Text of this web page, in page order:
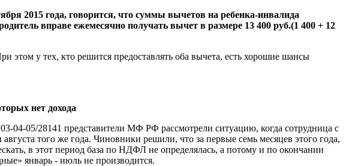
2015 года, говорится, что суммы вычетов на ребенка-инвалида
вправе ежемесячно получать вычет в размере 13 400 руб.(1 400 + 12
этом у тех, кто решится предоставлять оба вычета, есть хорошие шансы
нет дохода
04-05/28141 представители МФ РФ рассмотрели ситуацию, когда сотрудница с
того же года. Чиновники решили, что за первые семь месяцев этого года,
в этот период база по НДФЛ не определялась, а потому и по окончании
январь - июль не производится.